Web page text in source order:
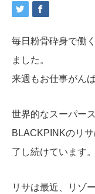
毎日粉骨砕身で働
ました。
来週もお仕事がん
世界的なスーパー
BLACKPINKのリ
了し続けています。
リサは最近、リゾ